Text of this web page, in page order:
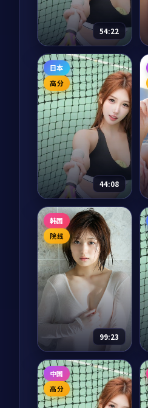
款人正是十二年前在
岛上失踪的初恋。一
封封慢慢寄到的明信
片，把太平洋的风温
柔地吹回岸边。
85,811 8.7 爱情
54:22
银河奇旅
动漫 2025
主演：神谷浩史、花
泽香菜 等
宇宙历 273 年，地球
少年宿星因为一次实
验事故意外被传送到
银河系另一端，他需
要在 365 天内集齐七
块碎片回到地球。每
一站他都遇到了一个
本不该...
63,395 8.7 科幻
日本
高分
44:08
春天的第一封信
电视剧 2025
主演：长泽雅美、苍
井优 等
横滨港的小邮局每年
三月一日会开放收寄
「春信」的服务。今
年第一封投递出的
「春信」从一封寻人
启事开始，把一段被
搁置的家族秘密慢慢
拆开。
90,681 8.6 剧情
韩国
院线
99:23
春日告别
电影 2025
主演：孙艺珍、李秉
中国
高分